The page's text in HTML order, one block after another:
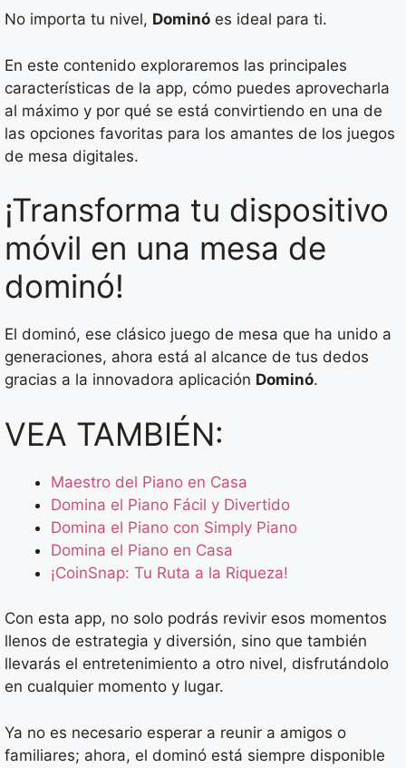
No importa tu nivel, Dominó es ideal para ti.
En este contenido exploraremos las principales
características de la app, cómo puedes aprovecharla
al máximo y por qué se está convirtiendo en una de
las opciones favoritas para los amantes de los juegos
de mesa digitales.
¡Transforma tu dispositivo
móvil en una mesa de
dominó!
El dominó, ese clásico juego de mesa que ha unido a
generaciones, ahora está al alcance de tus dedos
gracias a la innovadora aplicación Dominó.
VEA TAMBIÉN:
Maestro del Piano en Casa
Domina el Piano Fácil y Divertido
Domina el Piano con Simply Piano
Domina el Piano en Casa
¡CoinSnap: Tu Ruta a la Riqueza!
Con esta app, no solo podrás revivir esos momentos
llenos de estrategia y diversión, sino que también
llevarás el entretenimiento a otro nivel, disfrutándolo
en cualquier momento y lugar.
Ya no es necesario esperar a reunir a amigos o
familiares; ahora, el dominó está siempre disponible